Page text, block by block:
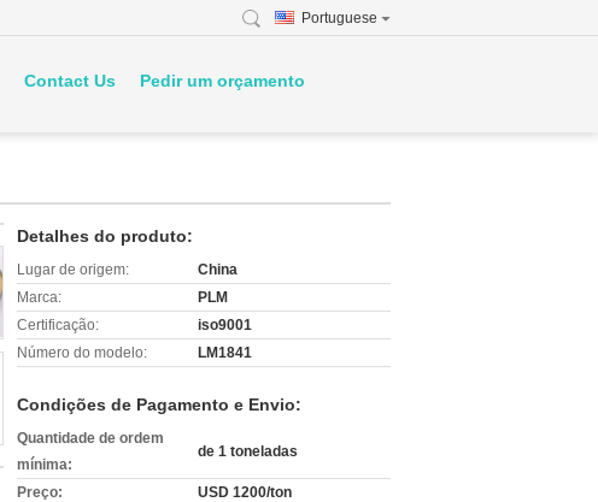
Portuguese
Contact Us Pedir um orçamento
Detalhes do produto:
Lugar de origem:
China
Marca:
PLM
Certificação:
iso9001
Número do modelo:
LM1841
Condições de Pagamento e Envio:
Quantidade de ordem
mínima:
de 1 toneladas
Preço: USD 1200/ton